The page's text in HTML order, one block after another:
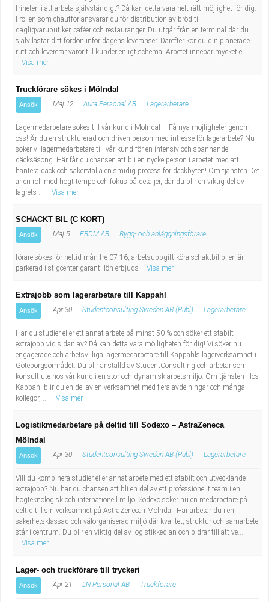
Naturbruk
Naturvetenskapligt arbete
Pedagogiskt arbete
Sanering och renhållning
Socialt arbete
Säkerhetsarbete
Tekniskt arbete
Taxiförare/Taxichaufför
Läkarsekreterare/Vårdadmin/Medicinsk
sekreterare
Lastbilsförare m.fl.
Fastighetsskötare
Informatör/Kommunikatör
Brevbärare
Kock, storhushåll
Undersköterska, vård- o specialavd. o mottagning
Bibliotekarie
Administrativ assistent
Lärare i gymnasiet
friheten i att arbeta självständigt? Då kan detta vara helt rätt möjlighet för dig.
I rollen som chaufför ansvarar du för distribution av bröd till
dagligvarubutiker, caféer och restauranger. Du utgår från en terminal där du
själv lastar ditt fordon inför dagens leveranser. Därefter kör du din planerade
rutt och levererar varor till kunder enligt schema. Arbetet innebär mycket e...
Visa mer
Truckförare sökes i Mölndal
Ansök Maj 12 Aura Personal AB Lagerarbetare
Lagermedarbetare sökes till vår kund i Mölndal – Få nya möjligheter genom
oss! Är du en strukturerad och driven person med intresse för lagerarbete? Nu
söker vi lagermedarbetare till vår kund för en intensiv och spännande
däcksäsong. Här får du chansen att bli en nyckelperson i arbetet med att
hantera däck och säkerställa en smidig process för däckbyten! Om tjänsten Det
är en roll med högt tempo och fokus på detaljer, där du blir en viktig del av
lagrets ...
Visa mer
SCHACKT BIL (C KORT)
Ansök Maj 5 EBDM AB Bygg- och anläggningsförare
förare sökes för heltid mån-fre 07-16, arbetsuppgift köra schaktbil bilen är
parkerad i stigcenter garanti lön erbjuds
Visa mer
Extrajobb som lagerarbetare till Kappahl
Ansök Apr 30 Studentconsulting Sweden AB (Publ) Lagerarbetare
Har du studier eller ett annat arbete på minst 50 % och söker ett stabilt
extrajobb vid sidan av? Då kan detta vara möjligheten för dig! Vi söker nu
engagerade och arbetsvilliga lagermedarbetare till Kappahls lagerverksamhet i
Göteborgsområdet. Du blir anställd av StudentConsulting och arbetar som
konsult ute hos vår kund i en stor och dynamisk arbetsmiljö. Om tjänsten Hos
Kappahl blir du en del av en verksamhet med flera avdelningar och många
kollegor, ...
Visa mer
Logistikmedarbetare på deltid till Sodexo – AstraZeneca
Mölndal
Ansök Apr 30 Studentconsulting Sweden AB (Publ) Lagerarbetare
Vill du kombinera studier eller annat arbete med ett stabilt och utvecklande
extrajobb? Nu har du chansen att bli en del av ett professionellt team i en
högteknologisk och internationell miljö! Sodexo söker nu en medarbetare på
deltid till sin verksamhet på AstraZeneca i Mölndal. Här arbetar du i en
säkerhetsklassad och välorganiserad miljö där kvalitet, struktur och samarbete
står i centrum. Du blir en viktig del av logistikkedjan och bidrar till att ve...
Visa mer
Lager- och truckförare till tryckeri
Ansök Apr 21 LN Personal AB Truckförare